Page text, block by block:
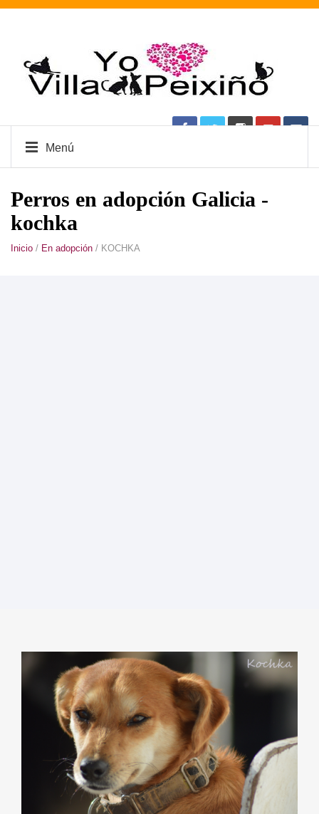
Menú
Perros en adopción Galicia -
kochka
Inicio / En adopción / KOCHKA